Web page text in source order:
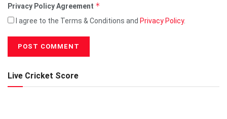
Privacy Policy Agreement *
I agree to the Terms & Conditions and Privacy Policy.
Live Cricket Score